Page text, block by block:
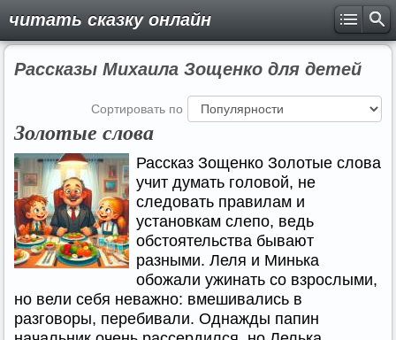
читать сказку онлайн
Рассказы Михаила Зощенко для детей
Сортировать по
Золотые слова
Рассказ Зощенко Золотые слова
учит думать головой, не
следовать правилам и
установкам слепо, ведь
обстоятельства бывают
разными. Леля и Минька
обожали ужинать со взрослыми,
но вели себя неважно: вмешивались в
разговоры, перебивали. Однажды папин